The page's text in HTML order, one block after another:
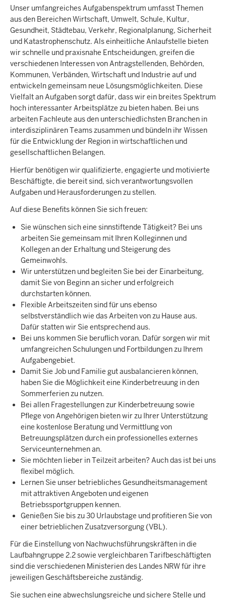
Unser umfangreiches Aufgabenspektrum umfasst Themen
aus den Bereichen Wirtschaft, Umwelt, Schule, Kultur,
Gesundheit, Städtebau, Verkehr, Regionalplanung, Sicherheit
und Katastrophenschutz. Als einheitliche Anlaufstelle bieten
wir schnelle und praxisnahe Entscheidungen, greifen die
verschiedenen Interessen von Antragstellenden, Behörden,
Kommunen, Verbänden, Wirtschaft und Industrie auf und
entwickeln gemeinsam neue Lösungsmöglichkeiten. Diese
Vielfalt an Aufgaben sorgt dafür, dass wir ein breites Spektrum
hoch interessanter Arbeitsplätze zu bieten haben. Bei uns
arbeiten Fachleute aus den unterschiedlichsten Branchen in
interdisziplinären Teams zusammen und bündeln ihr Wissen
für die Entwicklung der Region in wirtschaftlichen und
gesellschaftlichen Belangen.
Hierfür benötigen wir qualifizierte, engagierte und motivierte
Beschäftigte, die bereit sind, sich verantwortungsvollen
Aufgaben und Herausforderungen zu stellen.
Auf diese Benefits können Sie sich freuen:
Sie wünschen sich eine sinnstiftende Tätigkeit? Bei uns
arbeiten Sie gemeinsam mit Ihren Kolleginnen und
Kollegen an der Erhaltung und Steigerung des
Gemeinwohls.
Wir unterstützen und begleiten Sie bei der Einarbeitung,
damit Sie von Beginn an sicher und erfolgreich
durchstarten können.
Flexible Arbeitszeiten sind für uns ebenso
selbstverständlich wie das Arbeiten von zu Hause aus.
Dafür statten wir Sie entsprechend aus.
Bei uns kommen Sie beruflich voran. Dafür sorgen wir mit
umfangreichen Schulungen und Fortbildungen zu Ihrem
Aufgabengebiet.
Damit Sie Job und Familie gut ausbalancieren können,
haben Sie die Möglichkeit eine Kinderbetreuung in den
Sommerferien zu nutzen.
Bei allen Fragestellungen zur Kinderbetreuung sowie
Pflege von Angehörigen bieten wir zu Ihrer Unterstützung
eine kostenlose Beratung und Vermittlung von
Betreuungsplätzen durch ein professionelles externes
Serviceunternehmen an.
Sie möchten lieber in Teilzeit arbeiten? Auch das ist bei uns
flexibel möglich.
Lernen Sie unser betriebliches Gesundheitsmanagement
mit attraktiven Angeboten und eigenen
Betriebssportgruppen kennen.
Genießen Sie bis zu 30 Urlaubstage und profitieren Sie von
einer betrieblichen Zusatzversorgung (VBL).
Für die Einstellung von Nachwuchsführungskräften in die
Laufbahngruppe 2.2 sowie vergleichbaren Tarifbeschäftigten
sind die verschiedenen Ministerien des Landes NRW für ihre
jeweiligen Geschäftsbereiche zuständig.
Sie suchen eine abwechslungsreiche und sichere Stelle und